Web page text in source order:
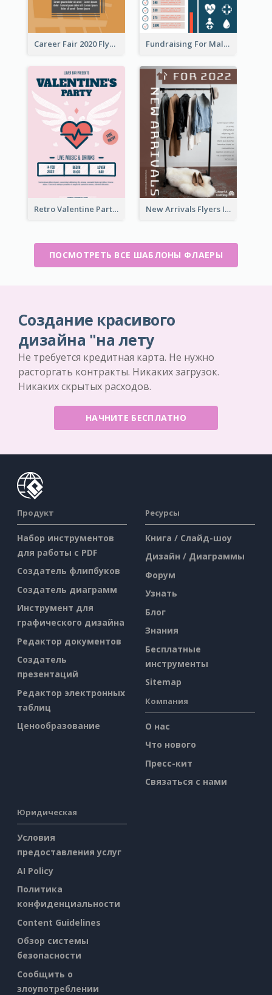
Career Fair 2020 Flyer Fundraising For Malaria Flyer Design
Retro Valentine Party Pink Flyers Design Templates New Arrivals Flyers In In Brown Colour Tone
ПОСМОТРЕТЬ ВСЕ ШАБЛОНЫ ФЛАЕРЫ
Создание красивого
дизайна "на лету
Не требуется кредитная карта. Не нужно
расторгать контракты. Никаких загрузок.
Никаких скрытых расходов.
НАЧНИТЕ БЕСПЛАТНО
Продукт
Набор инструментов
для работы с PDF
Создатель флипбуков
Создатель диаграмм
Инструмент для
графического дизайна
Редактор документов
Создатель
презентаций
Редактор электронных
таблиц
Ценообразование
Ресурсы
Книга / Слайд-шоу
Дизайн / Диаграммы
Форум
Узнать
Блог
Знания
Бесплатные
инструменты
Sitemap
Компания
О нас
Что нового
Пресс-кит
Связаться с нами
Юридическая
Условия
предоставления услуг
AI Policy
Политика
конфиденциальности
Content Guidelines
Обзор системы
безопасности
Сообщить о
злоупотреблении